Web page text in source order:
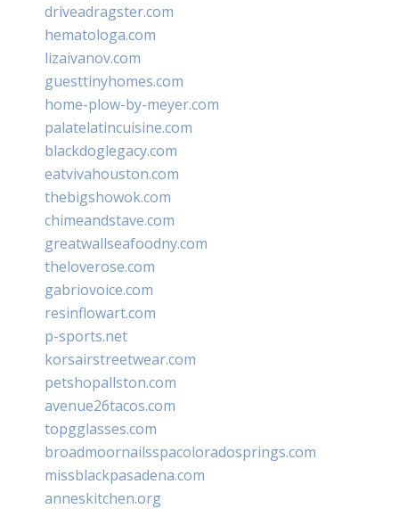
driveadragster.com
hematologa.com
lizaivanov.com
guesttinyhomes.com
home-plow-by-meyer.com
palatelatincuisine.com
blackdoglegacy.com
eatvivahouston.com
thebigshowok.com
chimeandstave.com
greatwallseafoodny.com
theloverose.com
gabriovoice.com
resinflowart.com
p-sports.net
korsairstreetwear.com
petshopallston.com
avenue26tacos.com
topgglasses.com
broadmoornailsspacoloradosprings.com
missblackpasadena.com
anneskitchen.org